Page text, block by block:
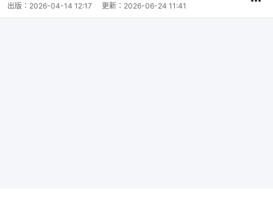
出版： 2026-04-14 12:17 更新： 2026-06-24 11:41